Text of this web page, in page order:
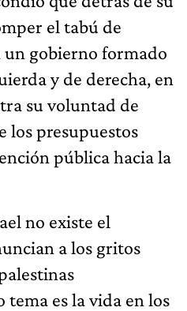
el tabú de
un gobierno formado
y de derecha, en
su voluntad de
los presupuestos
pública hacia la
no existe el
a los gritos
es la vida en los